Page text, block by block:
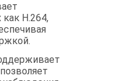
H.264,